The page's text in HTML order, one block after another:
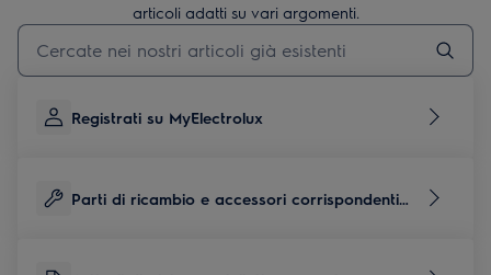
articoli adatti su vari argomenti.
Inserisci il termine di ricerca per gli articoli di assistenza
Registrati su MyElectrolux
Parti di ricambio e accessori corrispondenti